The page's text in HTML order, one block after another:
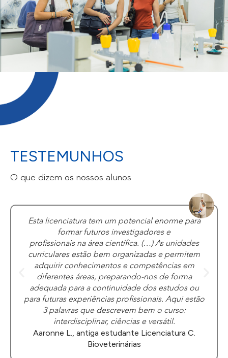
TESTEMUNHOS
O que dizem os nossos alunos
Gostei muito desta licenciatura, pois tive
diferentes cadeiras práticas, que ajudam a
perceber o conteúdo teórico. Esta licenciatura
permitiu-me ter conhecimentos sobre a Biologia, a
Genética, as normas de segurança em laboratórios
e mais. Posso dizer que o principal ponto positivo
desta licenciatura é o desenvolvimento do espírito
crítico, através de análises de artigos,
apresentações orais e experiências nas aulas
práticas.
Marie A., antiga estudante Licenciatura C.
Bioveterinárias